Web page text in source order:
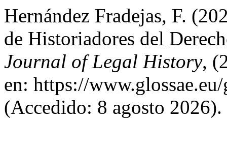
Hernández Fradejas, F.
de Historiadores del
Journal of Legal History,
en: https://
(Accedido: 8 agosto 2026).